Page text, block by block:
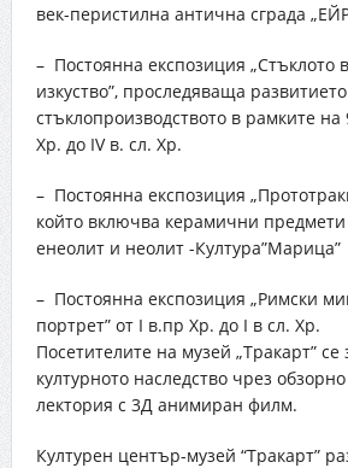
век-перистилна антична сграда
– Постоянна експозиция „Стъклото
изкуство”, проследяваща
стъклопроизводството в рамките на
Хр. до IV в. сл. Хр.
– Постоянна експозиция
който включва керамични
енеолит и неолит -Култура”Марица”
– Постоянна експозиция „Римски
портрет” от I в.пр Хр. до I в сл. Хр.
Посетителите на музей „Тракарт” се
културното наследство чрез
лектория с 3Д анимиран филм.
Културен център-музей “Тракарт”